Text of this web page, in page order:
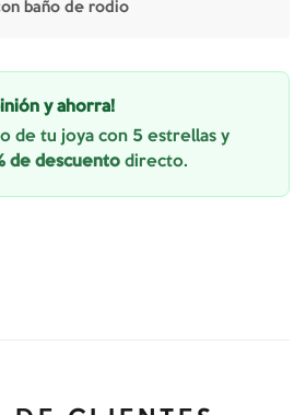
baño de rodio
y ahorra!
de tu joya con 5 estrellas y
de descuento directo.